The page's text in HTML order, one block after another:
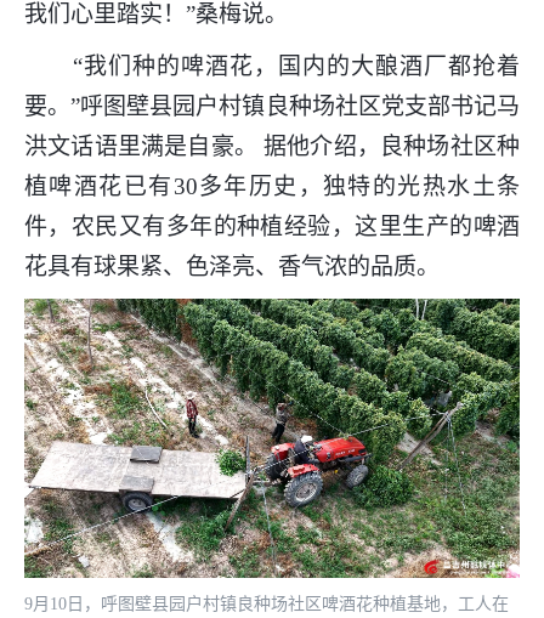
我们心里踏实！”桑梅说。
“我们种的啤酒花，国内的大酿酒厂都抢着
要。”呼图壁县园户村镇良种场社区党支部书记马
洪文话语里满是自豪。 据他介绍，良种场社区种
植啤酒花已有30多年历史，独特的光热水土条
件，农民又有多年的种植经验，这里生产的啤酒
花具有球果紧、色泽亮、香气浓的品质。
9月10日，呼图壁县园户村镇良种场社区啤酒花种植基地，工人在